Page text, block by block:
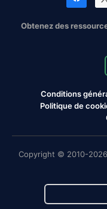
Obtenez des
Conditions
Politique de
Copyright © 2010-